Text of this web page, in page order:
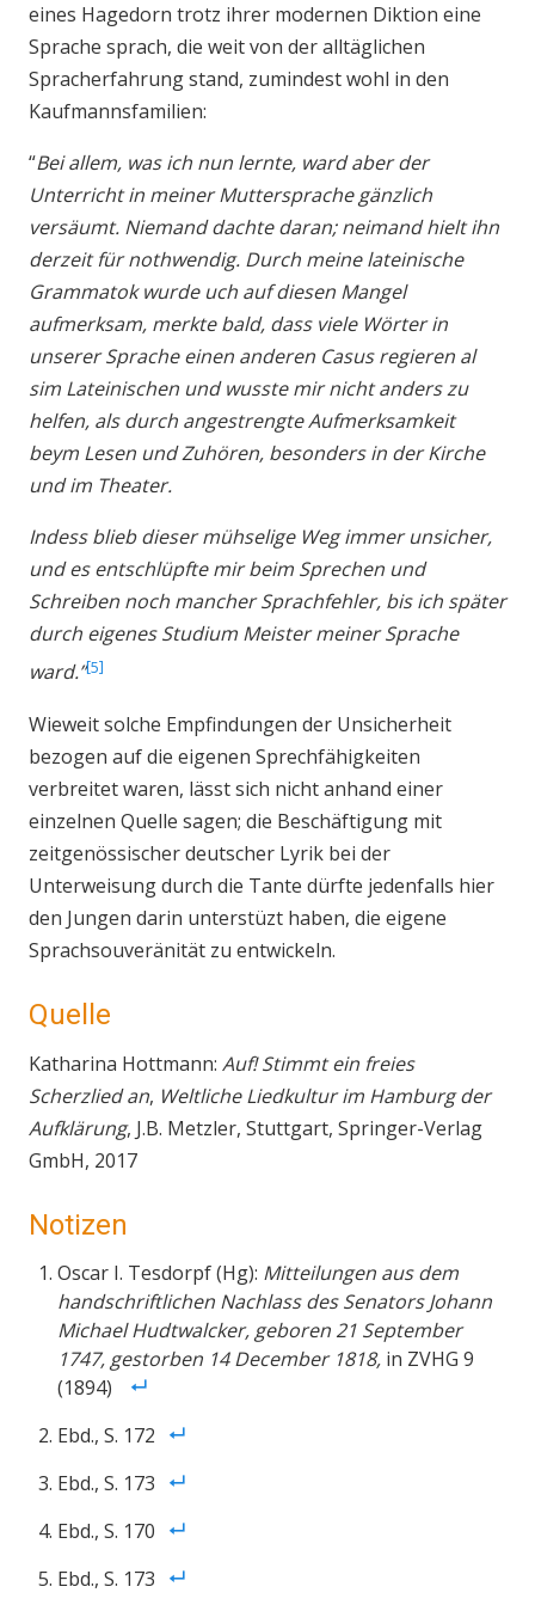
eines Hagedorn trotz ihrer modernen Diktion eine
Sprache sprach, die weit von der alltäglichen
Spracherfahrung stand, zumindest wohl in den
Kaufmannsfamilien:
“Bei allem, was ich nun lernte, ward aber der
Unterricht in meiner Muttersprache gänzlich
versäumt. Niemand dachte daran; neimand hielt ihn
derzeit für nothwendig. Durch meine lateinische
Grammatok wurde uch auf diesen Mangel
aufmerksam, merkte bald, dass viele Wörter in
unserer Sprache einen anderen Casus regieren al
sim Lateinischen und wusste mir nicht anders zu
helfen, als durch angestrengte Aufmerksamkeit
beym Lesen und Zuhören, besonders in der Kirche
und im Theater.
Indess blieb dieser mühselige Weg immer unsicher,
und es entschlüpfte mir beim Sprechen und
Schreiben noch mancher Sprachfehler, bis ich später
durch eigenes Studium Meister meiner Sprache
ward.” 5
Wieweit solche Empfindungen der Unsicherheit
bezogen auf die eigenen Sprechfähigkeiten
verbreitet waren, lässt sich nicht anhand einer
einzelnen Quelle sagen; die Beschäftigung mit
zeitgenössischer deutscher Lyrik bei der
Unterweisung durch die Tante dürfte jedenfalls hier
den Jungen darin unterstüzt haben, die eigene
Sprachsouveränität zu entwickeln.
Quelle
Katharina Hottmann: Auf! Stimmt ein freies
Scherzlied an, Weltliche Liedkultur im Hamburg der
Aufklärung, J.B. Metzler, Stuttgart, Springer-Verlag
GmbH, 2017
Notizen
Oscar I. Tesdorpf (Hg): Mitteilungen aus dem
handschriftlichen Nachlass des Senators Johann
Michael Hudtwalcker, geboren 21 September
1747, gestorben 14 December 1818, in ZVHG 9
(1894)
Ebd., S. 172
Ebd., S. 173
Ebd., S. 170
Ebd., S. 173